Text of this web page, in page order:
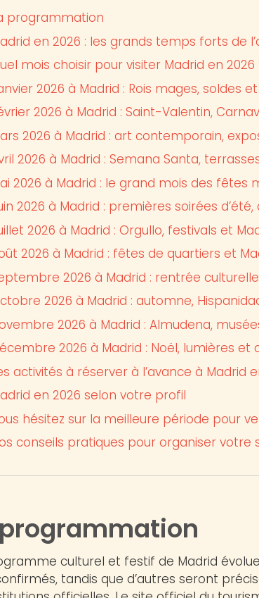
programmation
en 2026 : les grands temps forts de
mois choisir pour visiter Madrid en 2026
2026 à Madrid : Rois mages, soldes
2026 à Madrid : Saint-Valentin,
2026 à Madrid : art contemporain,
2026 à Madrid : Semana Santa,
2026 à Madrid : le grand mois des fêtes
2026 à Madrid : premières soirées
2026 à Madrid : Orgullo, festivals et
2026 à Madrid : fêtes de quartiers et
2026 à Madrid : rentrée
2026 à Madrid : automne,
2026 à Madrid : Almudena,
2026 à Madrid : Noël, lumières
activités à réserver à l’avance à Madrid
en 2026 selon votre profil
hésitez sur la meilleure période pour
conseils pratiques pour organiser votre
culturel et festif de Madrid
tandis que d’autres seront